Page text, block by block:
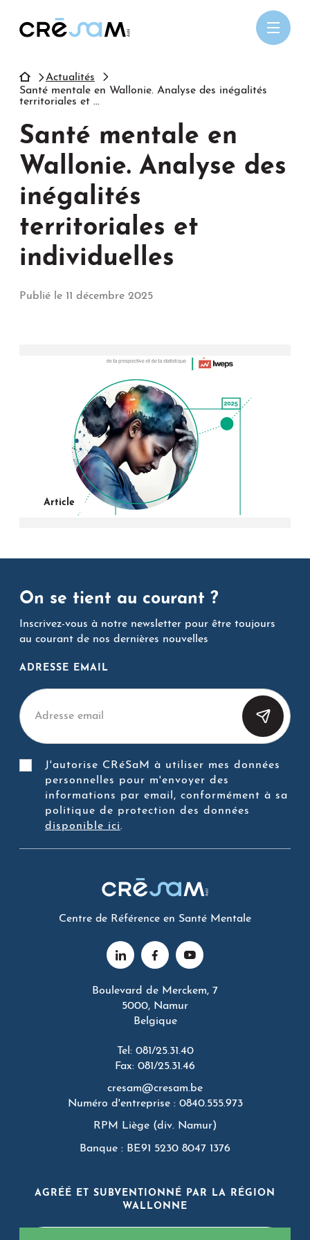
contenu
Actualités
Santé mentale en Wallonie. Analyse des inégalités
territoriales et ...
Santé mentale en
Wallonie. Analyse des
inégalités
territoriales et
individuelles
Article
Publié le 11 décembre 2025
On se tient au courant ?
Inscrivez-vous à notre newsletter pour être toujours
au courant de nos dernières nouvelles
ADRESSE EMAIL
J'autorise CRéSaM à utiliser mes données
personnelles pour m'envoyer des
informations par email, conformément à sa
politique de protection des données
disponible ici.
Centre de Référence en Santé Mentale
Boulevard de Merckem, 7
5000, Namur
Belgique
Tel: 081/25.31.40
Fax: 081/25.31.46
cresam@cresam.be
Numéro d'entreprise : 0840.555.973
RPM Liège (div. Namur)
Banque : BE91 5230 8047 1376
AGRÉÉ ET SUBVENTIONNÉ PAR LA RÉGION
WALLONNE